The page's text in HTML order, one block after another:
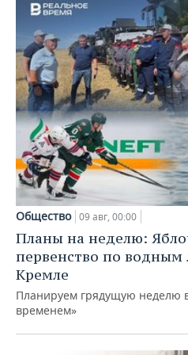
Общество 09 авг, 00:00
Планы на неделю:
первенство по
Кремле
Планируем грядущую неделю
временем»